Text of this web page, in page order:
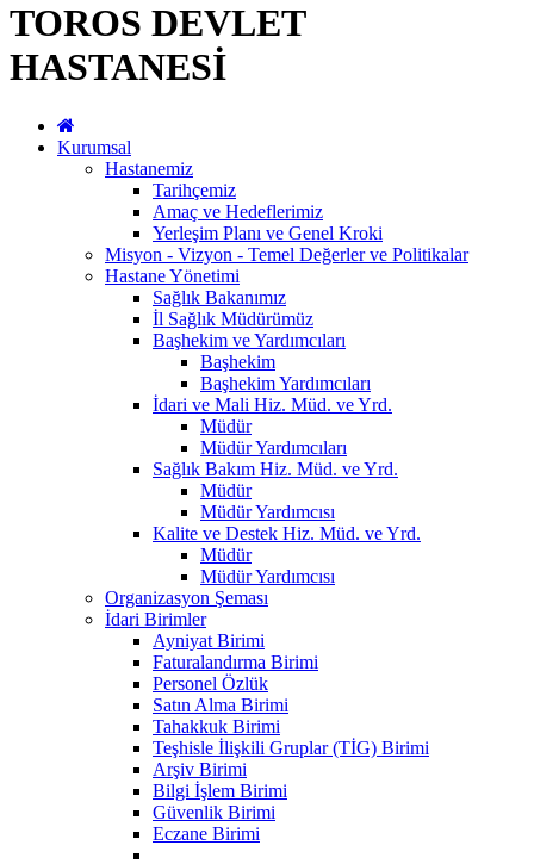
TOROS DEVLET
HASTANESİ
Kurumsal
Hastanemiz
Tarihçemiz
Amaç ve Hedeflerimiz
Yerleşim Planı ve Genel Kroki
Misyon - Vizyon - Temel Değerler ve Politikalar
Hastane Yönetimi
Sağlık Bakanımız
İl Sağlık Müdürümüz
Başhekim ve Yardımcıları
Başhekim
Başhekim Yardımcıları
İdari ve Mali Hiz. Müd. ve Yrd.
Müdür
Müdür Yardımcıları
Sağlık Bakım Hiz. Müd. ve Yrd.
Müdür
Müdür Yardımcısı
Kalite ve Destek Hiz. Müd. ve Yrd.
Müdür
Müdür Yardımcısı
Organizasyon Şeması
İdari Birimler
Ayniyat Birimi
Faturalandırma Birimi
Personel Özlük
Satın Alma Birimi
Tahakkuk Birimi
Teşhisle İlişkili Gruplar (TİG) Birimi
Arşiv Birimi
Bilgi İşlem Birimi
Güvenlik Birimi
Eczane Birimi